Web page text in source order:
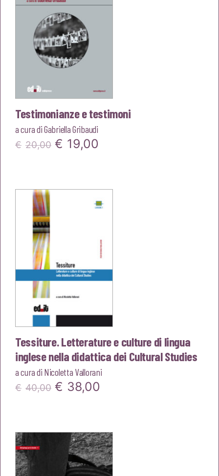
Testimonianze e testimoni
a cura diGabriella Gribaudi
€ 20,00 Il
€ 19,00
è:
Tessiture. Letterature e culture di lingua
inglese nella didattica dei Cultural Studies
a cura di Nicoletta Vallorani
€ 40,00 Il
era:
€40,00.
€ 38,00
è:
€38,00.